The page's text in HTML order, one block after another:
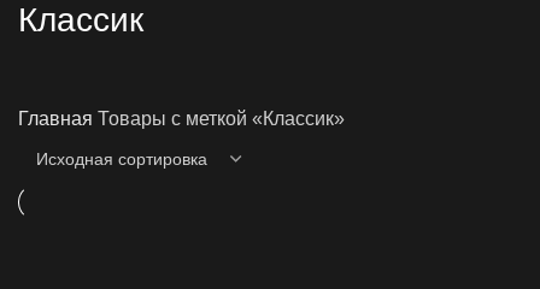
Классик
Главная Товары с меткой «Классик»